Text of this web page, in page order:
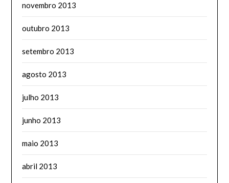
novembro 2013
outubro 2013
setembro 2013
agosto 2013
julho 2013
junho 2013
maio 2013
abril 2013